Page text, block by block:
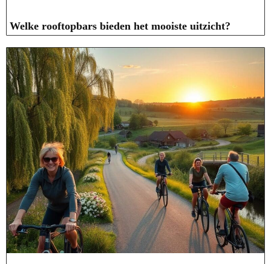
Welke rooftopbars bieden het mooiste uitzicht?